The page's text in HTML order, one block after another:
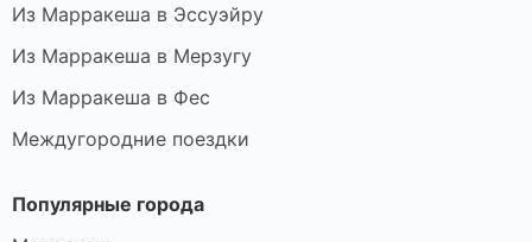
Из Марракеша в Эссуэйру
Из Марракеша в Мерзугу
Из Марракеша в Фес
Междугородние поездки
Популярные города